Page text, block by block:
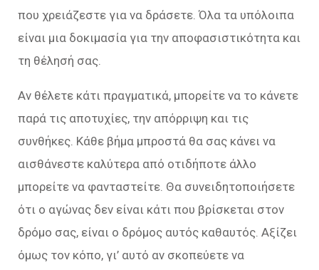
που χρειάζεστε για να δράσετε. Όλα τα υπόλοιπα
είναι μια δοκιμασία για την αποφασιστικότητα και
τη θέλησή σας.
Αν θέλετε κάτι πραγματικά, μπορείτε να το κάνετε
παρά τις αποτυχίες, την απόρριψη και τις
συνθήκες. Κάθε βήμα μπροστά θα σας κάνει να
αισθάνεστε καλύτερα από οτιδήποτε άλλο
μπορείτε να φανταστείτε. Θα συνειδητοποιήσετε
ότι ο αγώνας δεν είναι κάτι που βρίσκεται στον
δρόμο σας, είναι ο δρόμος αυτός καθαυτός. Αξίζει
όμως τον κόπο, γι’ αυτό αν σκοπεύετε να